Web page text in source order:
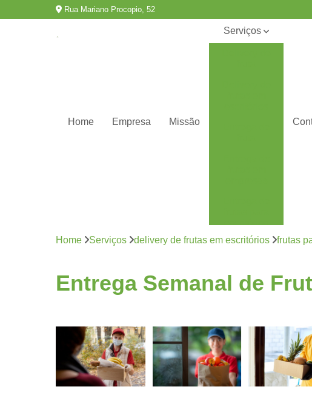
Rua Mariano Procopio, 52
Home Empresa Missão
Serviços
escritórios
Fornecedores
Fruta
higienizada
Frutas
congeladas
Frutas
cortadas
Home Serviços delivery de frutas em escritórios frutas
Entrega Semanal de